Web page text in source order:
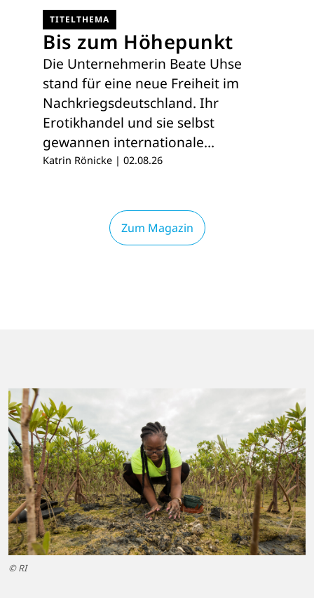
TITELTHEMA
Bis zum Höhepunkt
Die Unternehmerin Beate Uhse
stand für eine neue Freiheit im
Nachkriegsdeutschland. Ihr
Erotikhandel und sie selbst
gewannen internationale…
Katrin Rönicke | 02.08.26
Zum Magazin
© RI